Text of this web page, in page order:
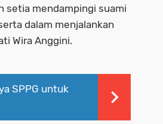
setia mendampingi suami
dalam menjalankan
Wira Anggini.
SPPG untuk